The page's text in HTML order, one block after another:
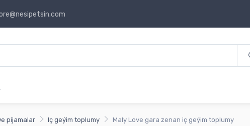
pijamalar Iç geýim toplumy Maly Love gara zenan iç geýim toplumy